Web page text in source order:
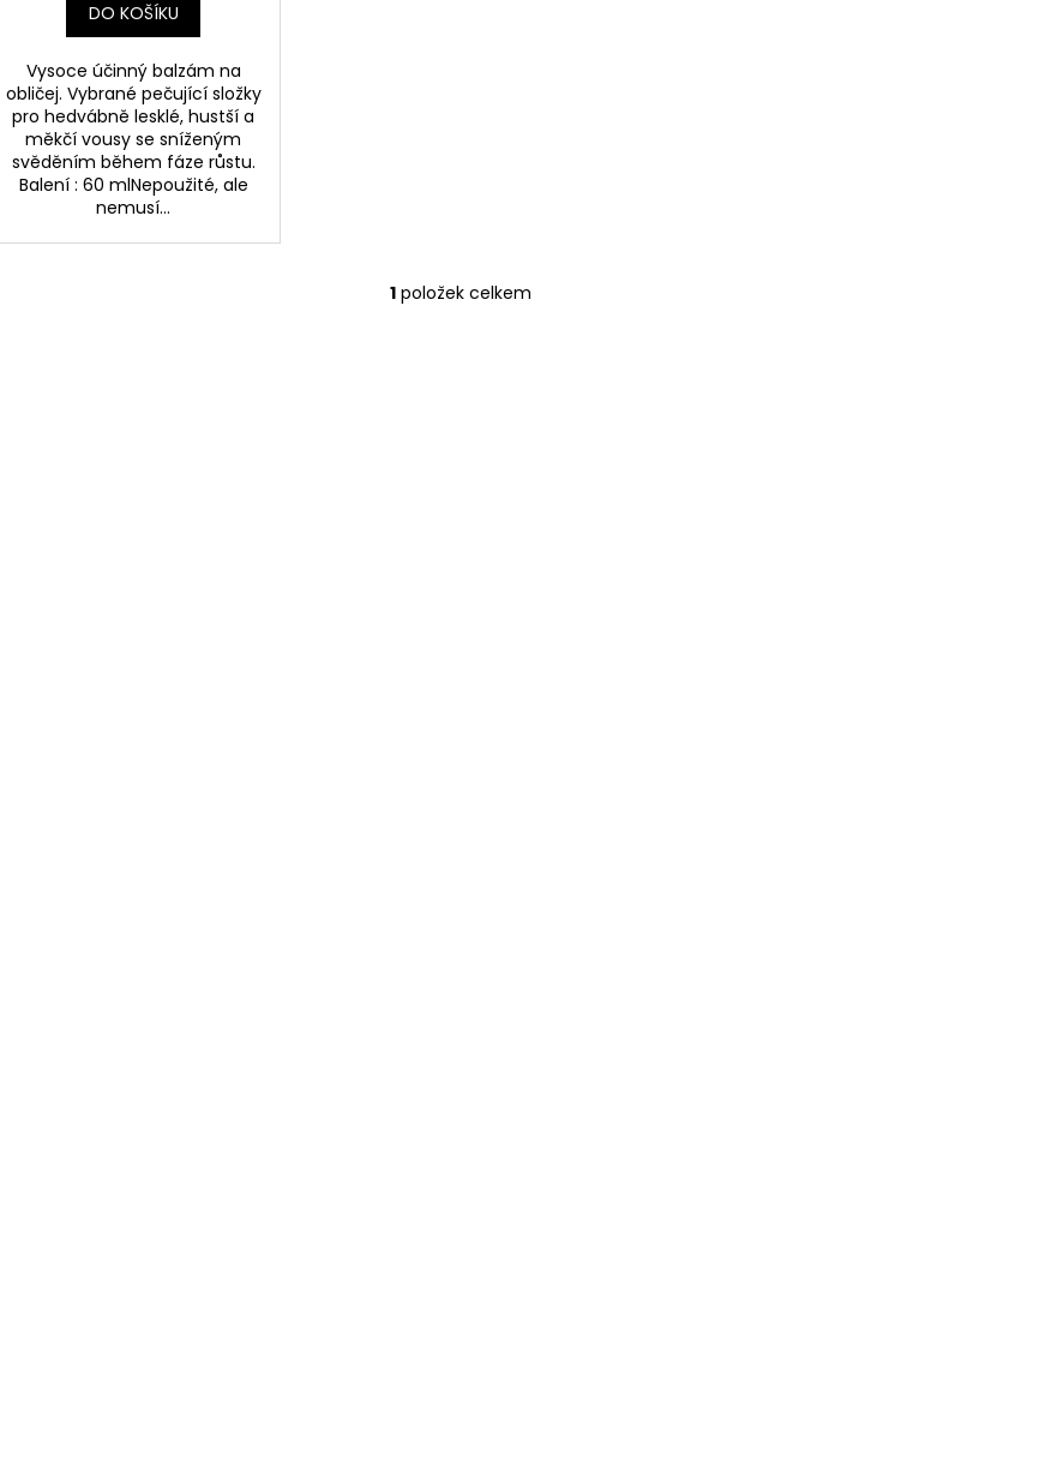
DO KOŠÍKU
Vysoce účinný balzám na
obličej. Vybrané pečující složky
pro hedvábně lesklé, hustší a
měkčí vousy se sníženým
svěděním během fáze růstu.
Balení : 60 mlNepoužité, ale
nemusí...
O
1 položek celkem